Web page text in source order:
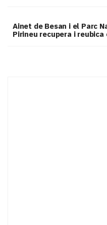
Ainet de Besan i el Parc
Pirineu recupera i